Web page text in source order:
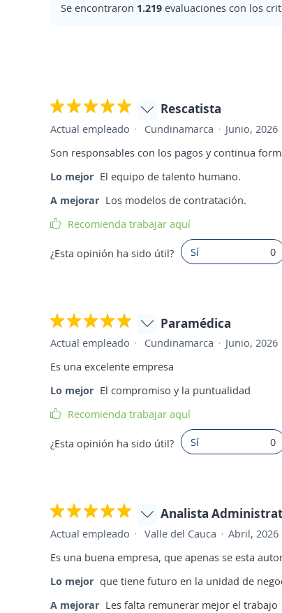
Se encontraron 1.219 evaluaciones con los
Rescatista
Actual empleado Cundinamarca
Junio, 2026
Son responsables con los pagos y continua
Lo mejor El equipo de talento humano.
A mejorar Los modelos de contratación.
Recomienda trabajar aquí
¿Esta opinión ha sido útil? Sí 0
Paramédica
Actual empleado Cundinamarca
Junio, 2026
Es una excelente empresa
Lo mejor El compromiso y la puntualidad
Recomienda trabajar aquí
¿Esta opinión ha sido útil? Sí 0
Analista
Actual empleado Valle del Cauca
Abril, 2026
Es una buena empresa, que apenas se esta
Lo mejor que tiene futuro en la unidad de
A mejorar Les falta remunerar mejor el trabajo